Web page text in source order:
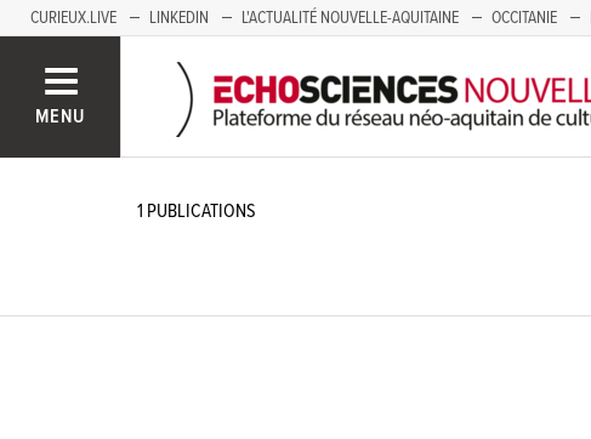
CURIEUX.LIVE LINKEDIN L'ACTUALITÉ NOUVELLE-AQUITAINE OCCITANIE
MENU
1 PUBLICATIONS